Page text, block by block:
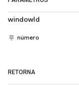
windowId
número
RETORNA